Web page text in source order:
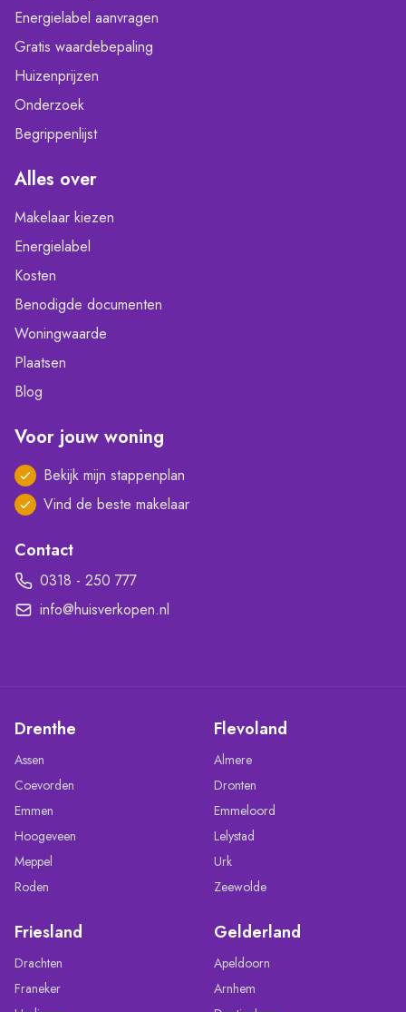
Energielabel aanvragen
Gratis waardebepaling
Huizenprijzen
Onderzoek
Begrippenlijst
Alles over
Makelaar kiezen
Energielabel
Kosten
Benodigde documenten
Woningwaarde
Plaatsen
Blog
Voor jouw woning
Bekijk mijn stappenplan
Vind de beste makelaar
Contact
0318 - 250 777
info@huisverkopen.nl
Drenthe
Assen
Coevorden
Emmen
Hoogeveen
Meppel
Roden
Flevoland
Almere
Dronten
Emmeloord
Lelystad
Urk
Zeewolde
Friesland
Drachten
Franeker
Gelderland
Apeldoorn
Arnhem